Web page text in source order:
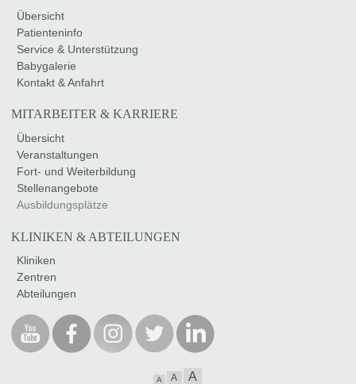
Übersicht
Patienteninfo
Service & Unterstützung
Babygalerie
Kontakt & Anfahrt
MITARBEITER & KARRIERE
Übersicht
Veranstaltungen
Fort- und Weiterbildung
Stellenangebote
Ausbildungsplätze
KLINIKEN & ABTEILUNGEN
Kliniken
Zentren
Abteilungen
A A A